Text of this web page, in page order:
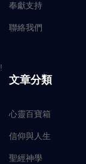
奉獻支持
聯絡我們
!
文章分類
心靈百寶箱
信仰與人生
聖經神學